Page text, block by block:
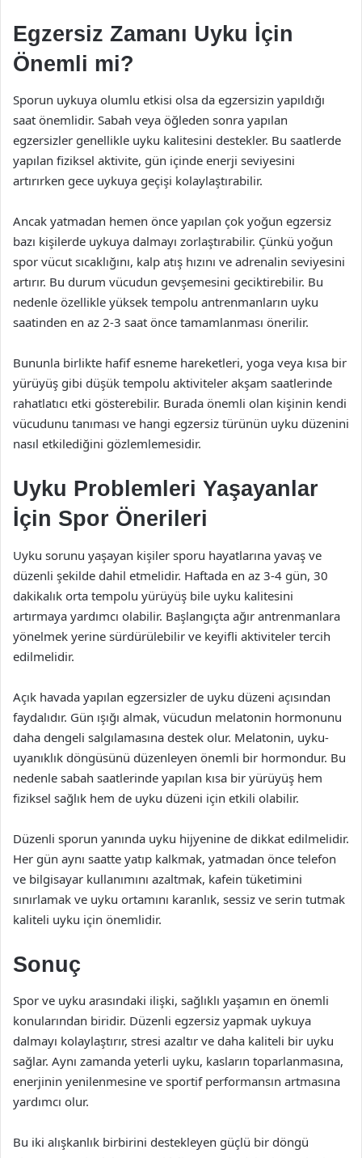
Egzersiz Zamanı Uyku İçin
Önemli mi?
Sporun uykuya olumlu etkisi olsa da egzersizin yapıldığı
saat önemlidir. Sabah veya öğleden sonra yapılan
egzersizler genellikle uyku kalitesini destekler. Bu saatlerde
yapılan fiziksel aktivite, gün içinde enerji seviyesini
artırırken gece uykuya geçişi kolaylaştırabilir.
Ancak yatmadan hemen önce yapılan çok yoğun egzersiz
bazı kişilerde uykuya dalmayı zorlaştırabilir. Çünkü yoğun
spor vücut sıcaklığını, kalp atış hızını ve adrenalin seviyesini
artırır. Bu durum vücudun gevşemesini geciktirebilir. Bu
nedenle özellikle yüksek tempolu antrenmanların uyku
saatinden en az 2-3 saat önce tamamlanması önerilir.
Bununla birlikte hafif esneme hareketleri, yoga veya kısa bir
yürüyüş gibi düşük tempolu aktiviteler akşam saatlerinde
rahatlatıcı etki gösterebilir. Burada önemli olan kişinin kendi
vücudunu tanıması ve hangi egzersiz türünün uyku düzenini
nasıl etkilediğini gözlemlemesidir.
Uyku Problemleri Yaşayanlar
İçin Spor Önerileri
Uyku sorunu yaşayan kişiler sporu hayatlarına yavaş ve
düzenli şekilde dahil etmelidir. Haftada en az 3-4 gün, 30
dakikalık orta tempolu yürüyüş bile uyku kalitesini
artırmaya yardımcı olabilir. Başlangıçta ağır antrenmanlara
yönelmek yerine sürdürülebilir ve keyifli aktiviteler tercih
edilmelidir.
Açık havada yapılan egzersizler de uyku düzeni açısından
faydalıdır. Gün ışığı almak, vücudun melatonin hormonunu
daha dengeli salgılamasına destek olur. Melatonin, uyku-
uyanıklık döngüsünü düzenleyen önemli bir hormondur. Bu
nedenle sabah saatlerinde yapılan kısa bir yürüyüş hem
fiziksel sağlık hem de uyku düzeni için etkili olabilir.
Düzenli sporun yanında uyku hijyenine de dikkat edilmelidir.
Her gün aynı saatte yatıp kalkmak, yatmadan önce telefon
ve bilgisayar kullanımını azaltmak, kafein tüketimini
sınırlamak ve uyku ortamını karanlık, sessiz ve serin tutmak
kaliteli uyku için önemlidir.
Sonuç
Spor ve uyku arasındaki ilişki, sağlıklı yaşamın en önemli
konularından biridir. Düzenli egzersiz yapmak uykuya
dalmayı kolaylaştırır, stresi azaltır ve daha kaliteli bir uyku
sağlar. Aynı zamanda yeterli uyku, kasların toparlanmasına,
enerjinin yenilenmesine ve sportif performansın artmasına
yardımcı olur.
Bu iki alışkanlık birbirini destekleyen güçlü bir döngü